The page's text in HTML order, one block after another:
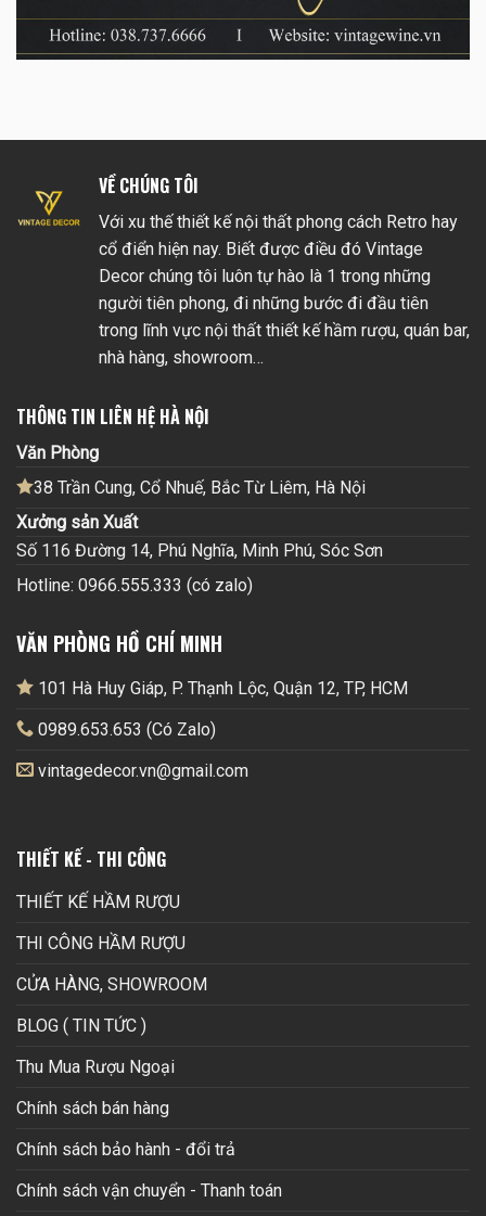
VỀ CHÚNG TÔI
Với xu thế thiết kế nội thất phong cách Retro hay
cổ điển hiện nay. Biết được điều đó Vintage
Decor chúng tôi luôn tự hào là 1 trong những
người tiên phong, đi những bước đi đầu tiên
trong lĩnh vực nội thất thiết kế hầm rượu, quán bar,
nhà hàng, showroom…
THÔNG TIN LIÊN HỆ HÀ NỘI
Văn Phòng
38 Trần Cung, Cổ Nhuế, Bắc Từ Liêm, Hà Nội
Xưởng sản Xuất
Số 116 Đường 14, Phú Nghĩa, Minh Phú, Sóc Sơn
Hotline: 0966.555.333 (có zalo)
VĂN PHÒNG HỒ CHÍ MINH
101 Hà Huy Giáp, P. Thạnh Lộc, Quận 12, TP, HCM
0989.653.653 (Có Zalo)
vintagedecor.vn@gmail.com
THIẾT KẾ - THI CÔNG
THIẾT KẾ HẦM RƯỢU
THI CÔNG HẦM RƯỢU
CỬA HÀNG, SHOWROOM
BLOG ( TIN TỨC )
Thu Mua Rượu Ngoại
Chính sách bán hàng
Chính sách bảo hành - đổi trả
Chính sách vận chuyển - Thanh toán